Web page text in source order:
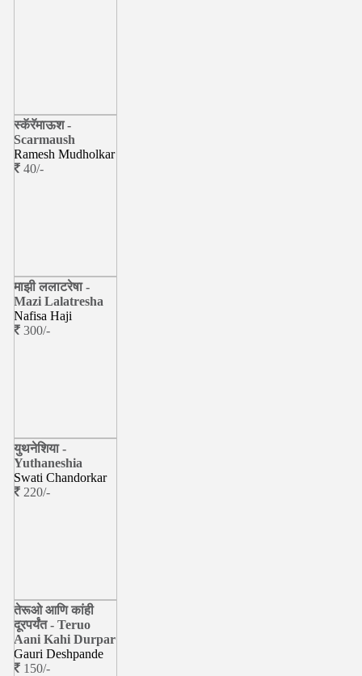
स्कॅरॅमाऊश -
Scarmaush
Ramesh Mudholkar
40/-
माझी ललाटरेषा -
Mazi Lalatresha
Nafisa Haji
300/-
युथनेशिया -
Yuthaneshia
Swati Chandorkar
220/-
तेरूओ आणि कांही
दूरपर्यंत - Teruo
Aani Kahi Durpar
Gauri Deshpande
150/-